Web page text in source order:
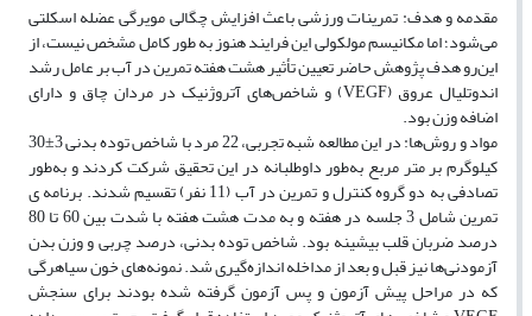
مقدمه و هدف: تمرینات ورزشی باعث افزایش چگالی مویرگی عضله اسکلتی
می‌شود؛ اما مکانیسم مولکولی این فرایند هنوز به ‌طور کامل مشخص نیست، از
این­‌رو هدف پژوهش حاضر تعیین تأثیر هشت هفته تمرین در آب بر عامل رشد
اندوتلیال عروق (VEGF) و شاخص‌های آتروژنیک در مردان چاق و دارای
اضافه ‌وزن بود.
مواد و روش‌ها: در این مطالعه شبه تجربی، 22 مرد با شاخص توده بدنی 3±30
کیلوگرم بر متر مربع به‌طور داوطلبانه در این تحقیق شرکت کردند و به‌طور
تصادفی به دو گروه کنترل و تمرین در آب (11 نفر) تقسیم شدند. برنامه‌ ی
تمرین شامل 3 جلسه در هفته و به مدت هشت هفته با شدت بین 60 تا 80
درصد ضربان قلب بیشینه بود. شاخص توده­ بدنی، درصد چربی و وزن بدن
آزمودنی‌ها نیز قبل و بعد از مداخله اندازه‌گیری شد. نمونه‌های خون سیاهرگی
که در مراحل پیش ­‌آزمون و پس ­آزمون گرفته‌ شده بودند برای سنجش